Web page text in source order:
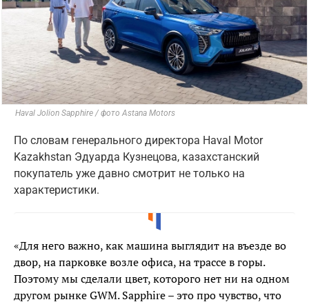
Haval Jolion Sapphire / фото Astana Motors
По словам генерального директора Haval Motor
Kazakhstan Эдуарда Кузнецова, казахстанский
покупатель уже давно смотрит не только на
характеристики.
«Для него важно, как машина выглядит на въезде во
двор, на парковке возле офиса, на трассе в горы.
Поэтому мы сделали цвет, которого нет ни на одном
другом рынке GWM. Sapphire – это про чувство, что